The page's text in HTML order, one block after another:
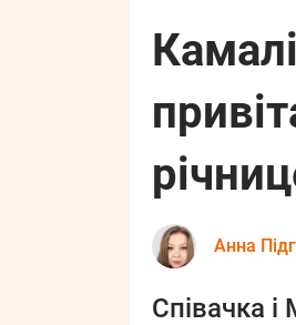
Анна
Співачка